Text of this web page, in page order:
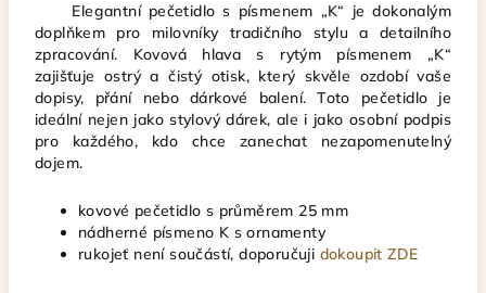
Elegantní pečetidlo s písmenem „K“ je dokonalým
doplňkem pro milovníky tradičního stylu a detailního
zpracování. Kovová hlava s rytým písmenem „K“
zajišťuje ostrý a čistý otisk, který skvěle ozdobí vaše
dopisy, přání nebo dárkové balení. Toto pečetidlo je
ideální nejen jako stylový dárek, ale i jako osobní podpis
pro každého, kdo chce zanechat nezapomenutelný
dojem.
kovové pečetidlo s průměrem 25 mm
nádherné písmeno K s ornamenty
rukojeť není součástí, doporučuji dokoupit ZDE